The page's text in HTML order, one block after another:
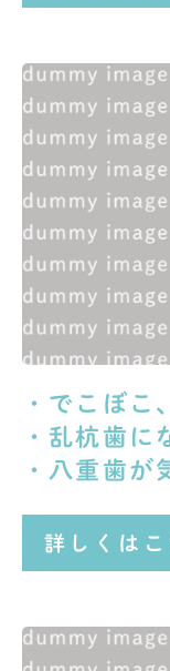
・でこぼこ
・乱杭歯に
・八重歯が
詳しくはこ